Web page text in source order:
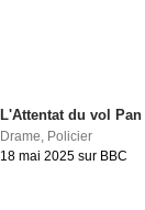
L'Attentat du vol Pan
Drame, Policier
18 mai 2025 sur BBC